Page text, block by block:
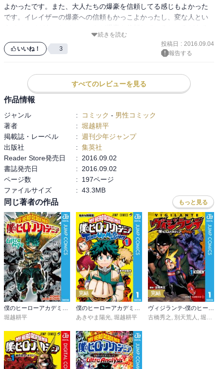
よかったです。また、大人たちの爆豪を信頼してる感じもよかった
です。イレイザーの爆豪への信頼もかっこよかったし、変な人とい
感じも伝わってきてよかったです。
そして、最後にはついにあの２人がぶつかり合う・・個人的には最
続きを読む
いいね！ 3
投稿日 : 2016.09.04
報告する
すべてのレビューを見る
作品情報
ジャンル : コミック - 男性コミック
著者
: 堀越耕平
掲載誌・レーベル
: 週刊少年ジャンプ
出版社
: 集英社
Reader Store発売日
:
2016.09.02
書誌発売日
:
2016.09.02
ページ数
:
197ページ
ファイルサイズ
: 43.3MB
同じ著者の作品 もっと見る
僕のヒーローアカデミア ファイナルファンブック Ultra Age
堀越耕平
完結
僕のヒーローアカデミア チームアップミッション
あきやま陽光, 堀越耕平
完結
ヴィジランテ-僕のヒーローアカデミア ILLEGALS-
古橋秀之 , 別天荒人 , 堀越耕平